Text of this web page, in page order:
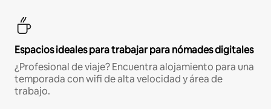
Espacios ideales para trabajar para nómades digitales
¿Profesional de viaje? Encuentra alojamiento para una
temporada con wifi de alta velocidad y área de
trabajo.